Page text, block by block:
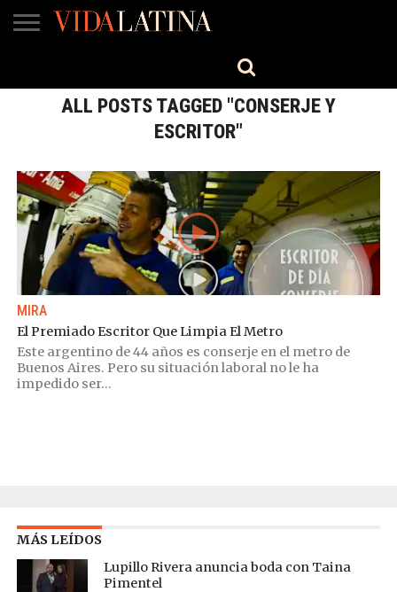
TV
ALL POSTS TAGGED "CONSERJE Y
ESCRITOR"
MIRA
El Premiado Escritor Que Limpia El Metro
Este argentino de 44 años es conserje en el metro de
Buenos Aires. Pero su situación laboral no le ha
impedido ser...
MÁS LEÍDOS
Lupillo Rivera anuncia boda con Taina
Pimentel